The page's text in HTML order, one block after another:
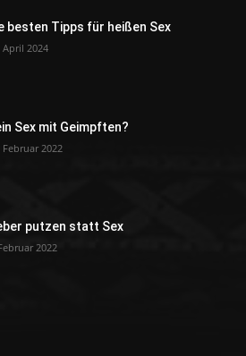
besten Tipps für heißen Sex
April 2024
Sex mit Geimpften?
Februar 2022
putzen statt Sex
2022